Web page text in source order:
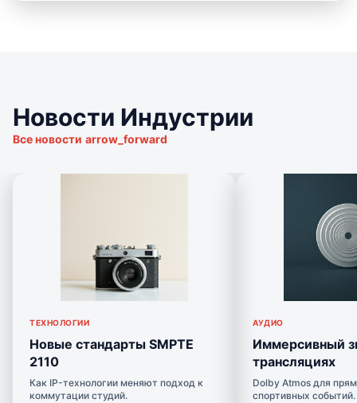
Новости Индустрии
Все новости arrow_forward
ТЕХНОЛОГИИ
Новые стандарты SMPTE
2110
Как IP-технологии меняют подход к
коммутации студий.
АУДИО
Иммерсивный
трансляциях
Dolby Atmos для
спортивных событий.